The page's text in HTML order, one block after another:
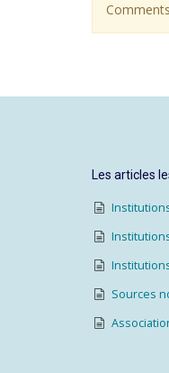
Les articles
Sources